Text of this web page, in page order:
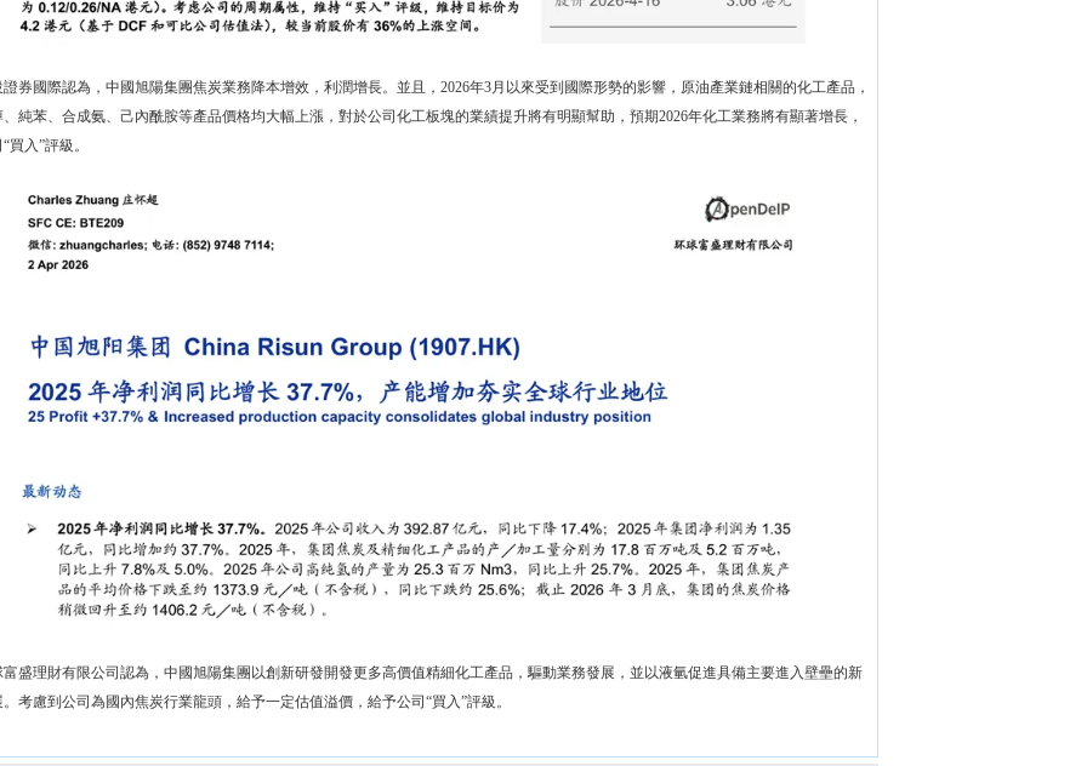
證券國際認為，中國旭陽集團焦炭業務降本增效，利潤增長。並且，2026年3月以來受到國際形勢的影響，原油產業鏈相關的化工產品，
純苯、合成氨、己內酰胺等產品價格均大幅上漲，對於公司化工板塊的業績提升將有明顯幫助，預期2026年化工業務將有顯著增長，
買入”評級。
富盛理財有限公司認為，中國旭陽集團以創新研發開發更多高價值精細化工產品，驅動業務發展，並以液氫促進具備主要進入壁壘的新
考慮到公司為國內焦炭行業龍頭，給予一定估值溢價，給予公司“買入”評級。